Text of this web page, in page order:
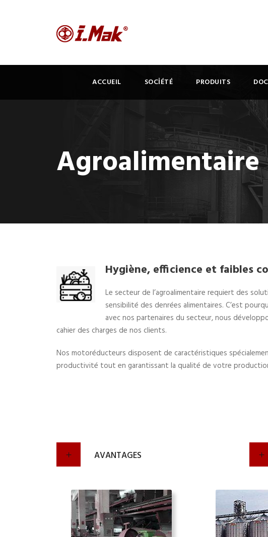
ACCUEIL SOCİÉTÉ PRODUITS
Agroalimentaire
Hygiène, efficience et faibles
Le secteur de l’agroalimentaire requiert des
sensibilité des denrées alimentaires. C’est
avec nos partenaires du secteur, nous
cahier des charges de nos clients.
Nos motoréducteurs disposent de caractéristiques
productivité tout en garantissant la qualité de votre
AVANTAGES